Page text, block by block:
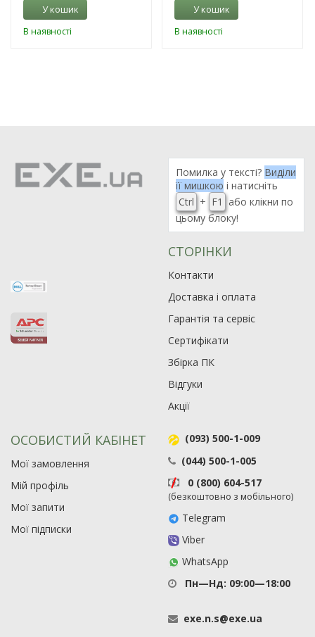
У кошик
В наявності
У кошик
В наявності
Помилка у тексті? Виділи
її мишкою і натисніть
Ctrl + F1
або клікни по
цьому блоку!
СТОРІНКИ
Контакти
Доставка і оплата
Гарантія та сервіс
Сертифікати
Збірка ПК
Відгуки
Акції
ОСОБИСТИЙ КАБІНЕТ
Мої замовлення
Мій профіль
Мої запити
Мої підписки
(093) 500-1-009
(044) 500-1-005
0 (800) 604-517
(безкоштовно з мобільного)
Telegram
Viber
WhatsApp
Пн—Нд: 09:00—18:00
exe.n.s@exe.ua